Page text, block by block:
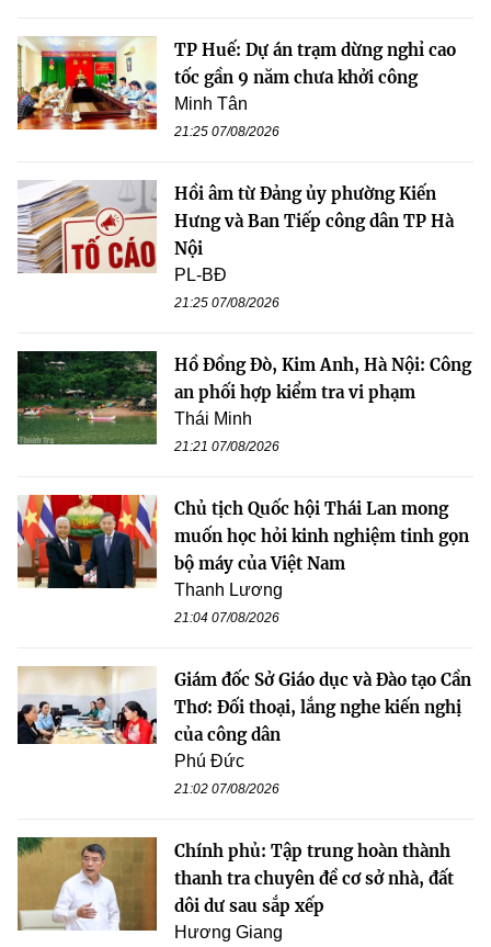
TP Huế: Dự án trạm dừng nghỉ cao
tốc gần 9 năm chưa khởi công
Minh Tân
21:25 07/08/2026
Hồi âm từ Đảng ủy phường Kiến
Hưng và Ban Tiếp công dân TP Hà
Nội
PL-BĐ
21:25 07/08/2026
Hồ Đồng Đò, Kim Anh, Hà Nội: Công
an phối hợp kiểm tra vi phạm
Thái Minh
21:21 07/08/2026
Chủ tịch Quốc hội Thái Lan mong
muốn học hỏi kinh nghiệm tinh gọn
bộ máy của Việt Nam
Thanh Lương
21:04 07/08/2026
Giám đốc Sở Giáo dục và Đào tạo Cần
Thơ: Đối thoại, lắng nghe kiến nghị
của công dân
Phú Đức
21:02 07/08/2026
Chính phủ: Tập trung hoàn thành
thanh tra chuyên đề cơ sở nhà, đất
dôi dư sau sắp xếp
Hương Giang